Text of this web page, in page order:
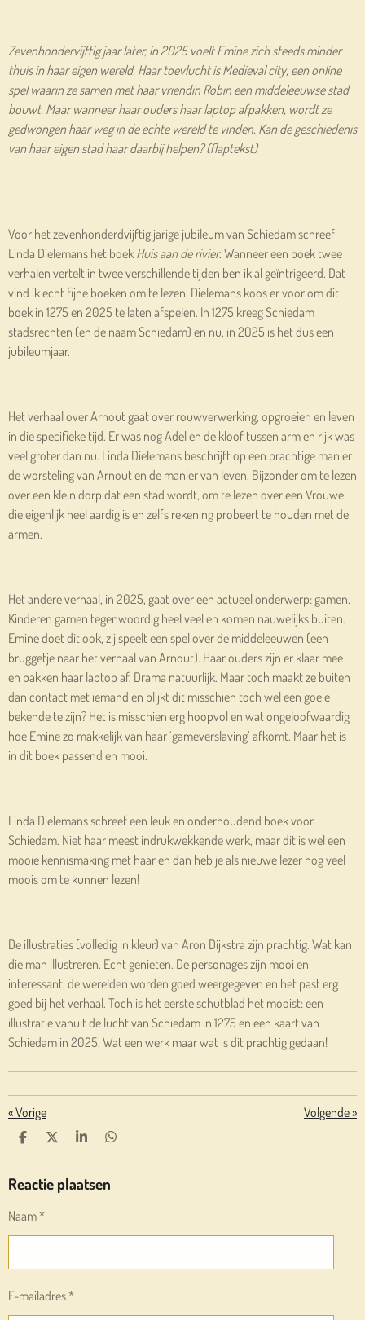
Zevenhondervijftig jaar later, in 2025 voelt Emine zich steeds minder
thuis in haar eigen wereld. Haar toevlucht is Medieval city, een online
spel waarin ze samen met haar vriendin Robin een middeleeuwse stad
bouwt. Maar wanneer haar ouders haar laptop afpakken, wordt ze
gedwongen haar weg in de echte wereld te vinden. Kan de geschiedenis
van haar eigen stad haar daarbij helpen? (flaptekst)
Voor het zevenhonderdvijftig jarige jubileum van Schiedam schreef
Linda Dielemans het boek Huis aan de rivier. Wanneer een boek twee
verhalen vertelt in twee verschillende tijden ben ik al geïntrigeerd. Dat
vind ik echt fijne boeken om te lezen. Dielemans koos er voor om dit
boek in 1275 en 2025 te laten afspelen. In 1275 kreeg Schiedam
stadsrechten (en de naam Schiedam) en nu, in 2025 is het dus een
jubileumjaar.
Het verhaal over Arnout gaat over rouwverwerking, opgroeien en leven
in die specifieke tijd. Er was nog Adel en de kloof tussen arm en rijk was
veel groter dan nu. Linda Dielemans beschrijft op een prachtige manier
de worsteling van Arnout en de manier van leven. Bijzonder om te lezen
over een klein dorp dat een stad wordt, om te lezen over een Vrouwe
die eigenlijk heel aardig is en zelfs rekening probeert te houden met de
armen.
Het andere verhaal, in 2025, gaat over een actueel onderwerp: gamen.
Kinderen gamen tegenwoordig heel veel en komen nauwelijks buiten.
Emine doet dit ook, zij speelt een spel over de middeleeuwen (een
bruggetje naar het verhaal van Arnout). Haar ouders zijn er klaar mee
en pakken haar laptop af. Drama natuurlijk. Maar toch maakt ze buiten
dan contact met iemand en blijkt dit misschien toch wel een goeie
bekende te zijn? Het is misschien erg hoopvol en wat ongeloofwaardig
hoe Emine zo makkelijk van haar ‘gameverslaving’ afkomt. Maar het is
in dit boek passend en mooi.
Linda Dielemans schreef een leuk en onderhoudend boek voor
Schiedam. Niet haar meest indrukwekkende werk, maar dit is wel een
mooie kennismaking met haar en dan heb je als nieuwe lezer nog veel
moois om te kunnen lezen!
De illustraties (volledig in kleur) van Aron Dijkstra zijn prachtig. Wat kan
die man illustreren. Echt genieten. De personages zijn mooi en
interessant, de werelden worden goed weergegeven en het past erg
goed bij het verhaal. Toch is het eerste schutblad het mooist: een
illustratie vanuit de lucht van Schiedam in 1275 en een kaart van
Schiedam in 2025. Wat een werk maar wat is dit prachtig gedaan!
«Vorige Volgende»
D
E
N
D
L
S
R
E
D
E
N
Reactie plaatsen
Naam *
E-mailadres *